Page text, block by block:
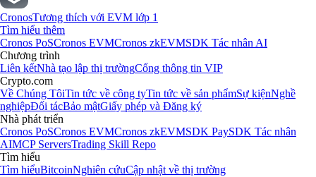
CronosTương thích với EVM lớp 1
Tìm hiểu thêm
Cronos PoSCronos EVMCronos zkEVMSDK Tác nhân AI
Chương trình
Liên kếtNhà tạo lập thị trườngCổng thông tin VIP
Crypto.com
Về Chúng TôiTin tức về công tyTin tức về sản phẩmSự kiệnNghề
nghiệpĐối tácBảo mậtGiấy phép và Đăng ký
Nhà phát triển
Cronos PoSCronos EVMCronos zkEVMSDK PaySDK Tác nhân
AIMCP ServersTrading Skill Repo
Tìm hiểu
Tìm hiểuBitcoinNghiên cứuCập nhật về thị trường